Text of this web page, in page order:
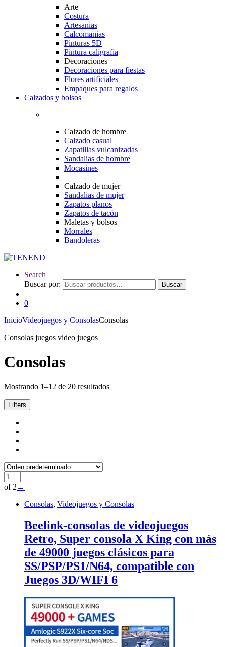
Arte
Costura
Artesanias
Calcomanias
Pinturas 5D
Pintura caligrafía
Decoraciones
Decoraciones para fiestas
Flores artificiales
Empaques para regalos
Calzados y bolsos
Calzado de hombre
Calzado casual
Zapatillas vulcanizadas
Sandalias de hombre
Mocasines
Calzado de mujer
Sandalias de mujer
Zapatos planos
Zapatos de tacón
Maletas y bolsos
Morrales
Bandoleras
Search
Buscar por:
Buscar
0
InicioVideojuegos y ConsolasConsolas
Consolas juegos video juegos
Consolas
Mostrando 1–12 de 20 resultados
Filters
of 2 →
Consolas, Videojuegos y Consolas
Beelink-consolas de videojuegos
Retro, Super consola X King con más
de 49000 juegos clásicos para
SS/PSP/PS1/N64, compatible con
Juegos 3D/WIFI 6